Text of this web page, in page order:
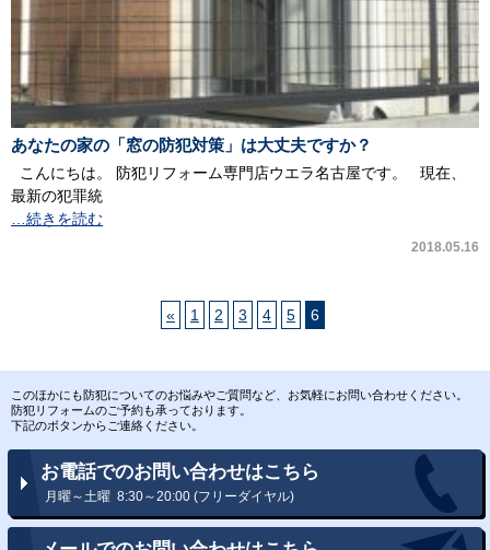
あなたの家の「窓の防犯対策」は大丈夫ですか？
こんにちは。 防犯リフォーム専門店ウエラ名古屋です。 現在、
最新の犯罪統
…続きを読む
2018.05.16
« 1 2 3 4 5 6
このほかにも防犯についてのお悩みやご質問など、お気軽にお問い合わせください。
防犯リフォームのご予約も承っております。
下記のボタンからご連絡ください。
お電話でのお問い合わせはこちら
月曜～土曜 8:30～20:00 (フリーダイヤル)